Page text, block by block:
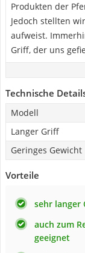
Produkten der
Jedoch stellten
aufweist.
Griff, der uns
Technische
Modell
Langer Griff
Geringes Gewicht
Vorteile
sehr langer
auch zum
geeignet